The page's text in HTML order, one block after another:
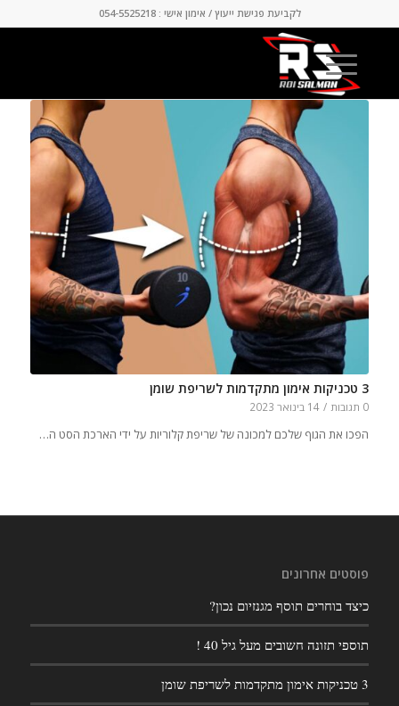
לקביעת פגישת ייעוץ / אימון אישי : 054-5525218
3 טכניקות אימון מתקדמות לשריפת שומן
0 תגובות / 14 בינואר 2023
הפכו את הגוף שלכם למכונה של שריפת קלוריות על ידי הארכת הסט ה…
פוסטים אחרונים
כיצד בוחרים תוסף מגנזיום נכון?
תוספי תזונה חשובים מעל גיל 40 !
3 טכניקות אימון מתקדמות לשריפת שומן